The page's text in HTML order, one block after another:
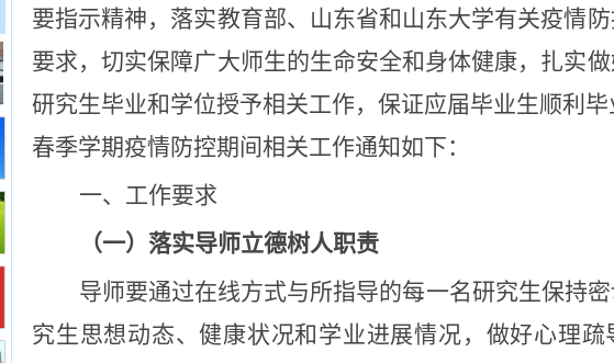
要指示精神，落实教育部、山东省和山东大学有关疫情
要求，切实保障广大师生的生命安全和身体健康，扎实
研究生毕业和学位授予相关工作，保证应届毕业生顺利毕
春季学期疫情防控期间相关工作通知如下：
一、工作要求
（一）落实导师立德树人职责
导师要通过在线方式与所指导的每一名研究生保持
究生思想动态、健康状况和学业进展情况，做好心理疏